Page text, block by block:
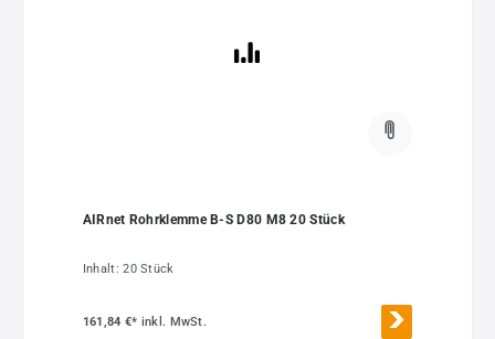
AIRnet Rohrklemme B-S D80 M8 20 Stück
Inhalt:20 Stück
161,84 €* inkl. MwSt.